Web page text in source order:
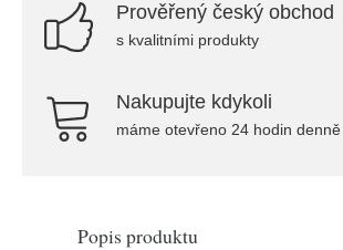
Prověřený český obchod
s kvalitními produkty
Nakupujte kdykoli
máme otevřeno 24 hodin denně
Popis produktu